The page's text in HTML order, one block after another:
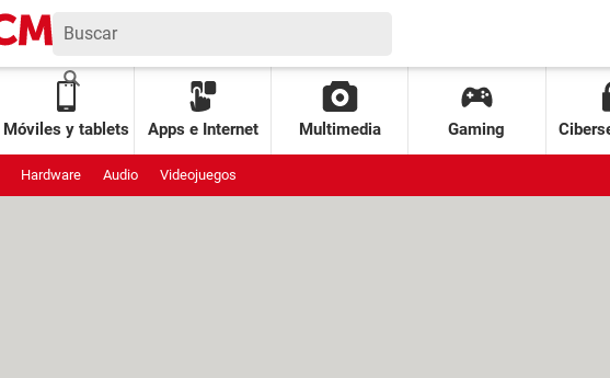
Móviles y tablets Apps e Internet Multimedia Gaming
Hardware Audio Videojuegos